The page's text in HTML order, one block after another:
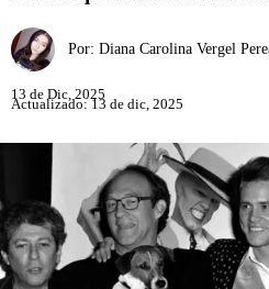
Por: Diana Carolina Vergel
13 de Dic, 2025
Actualizado: 13 de dic, 2025